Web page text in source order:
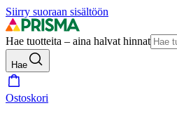
Siirry suoraan sisältöön
Hae tuotteita – aina halvat hinnat
Hae
Ostoskori